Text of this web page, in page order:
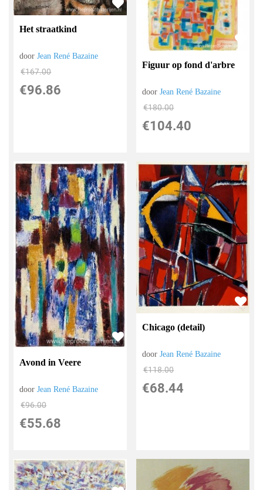
Het straatkind
doorJean René Bazaine
€167.00
€96.86
Figuur op fond d'arbre
doorJean René Bazaine
€180.00
€104.40
Avond in Veere
doorJean René Bazaine
€96.00
€55.68
Chicago (detail)
doorJean René Bazaine
€118.00
€68.44